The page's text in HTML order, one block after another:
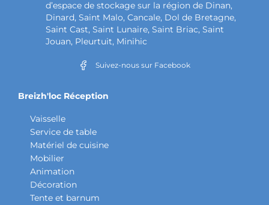
d’espace de stockage sur la région de Dinan,
Dinard, Saint Malo, Cancale, Dol de Bretagne,
Saint Cast, Saint Lunaire, Saint Briac, Saint
Jouan, Pleurtuit, Minihic
Suivez-nous sur Facebook
Breizh'loc Réception
Vaisselle
Service de table
Matériel de cuisine
Mobilier
Animation
Décoration
Tente et barnum